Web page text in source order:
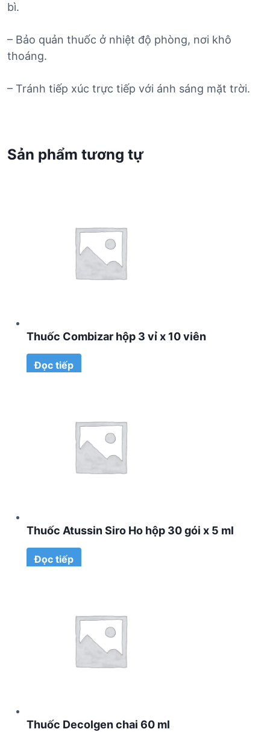
bì.
– Bảo quản thuốc ở nhiệt độ phòng, nơi khô
thoáng.
– Tránh tiếp xúc trực tiếp với ánh sáng mặt trời.
Sản phẩm tương tự
Thuốc Combizar hộp 3 vỉ x 10 viên
Đọc tiếp
Thuốc Atussin Siro Ho hộp 30 gói x 5 ml
Đọc tiếp
Thuốc Decolgen chai 60 ml